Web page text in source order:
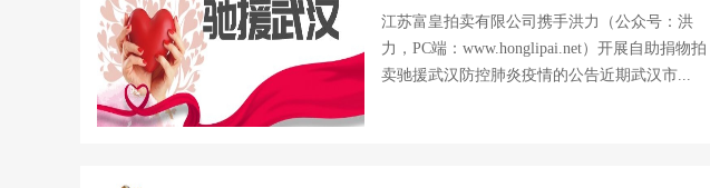
江苏富皇拍卖有限公司携手洪力（公众号：洪
力，PC端：www.honglipai.net）开展自助捐物拍
卖驰援武汉防控肺炎疫情的公告近期武汉市...